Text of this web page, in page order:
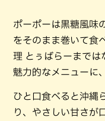
ポーポーは黒糖風味
をそのまま巻いて食
理 とぅばらーまでは
魅力的なメニューに
ひと口食べると沖縄
り、やさしい甘さが